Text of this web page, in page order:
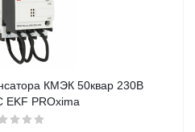
КМЭК 50квар 230В
EKF PROxima